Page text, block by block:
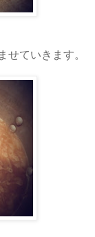
せていきます。